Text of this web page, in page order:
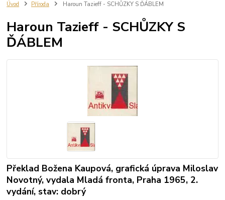
Úvod Příroda Haroun Tazieff - SCHŮZKY S ĎÁBLEM
Haroun Tazieff - SCHŮZKY S
ĎÁBLEM
Překlad Božena Kaupová, grafická úprava Miloslav
Novotný, vydala Mladá fronta, Praha 1965, 2.
vydání, stav: dobrý